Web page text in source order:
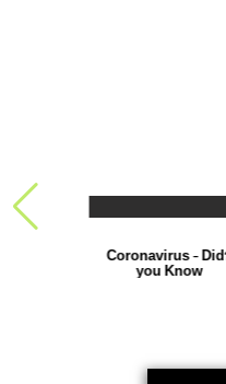
?Coronavirus - Did
you Know